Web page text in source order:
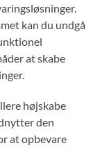
kan du undgå
at skabe
højskabe
den
at opbevare